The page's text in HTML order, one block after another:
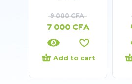
9 000CFA
7 000 CFA
Add to cart